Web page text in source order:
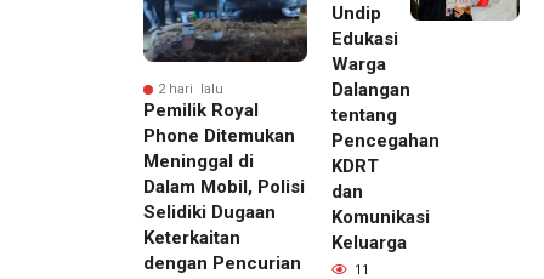
2 hari lalu
Pemilik Royal
Phone Ditemukan
Meninggal di
Dalam Mobil, Polisi
Selidiki Dugaan
Keterkaitan
dengan Pencurian
Undip
Edukasi
Warga
Dalangan
tentang
Pencegahan
KDRT
dan
Komunikasi
Keluarga
11